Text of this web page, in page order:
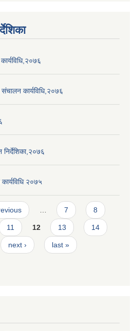
कार्यविधि,२०७६
निर्देशिका,२०७६
२०७५
7 8
11 12 13 14
next › last »